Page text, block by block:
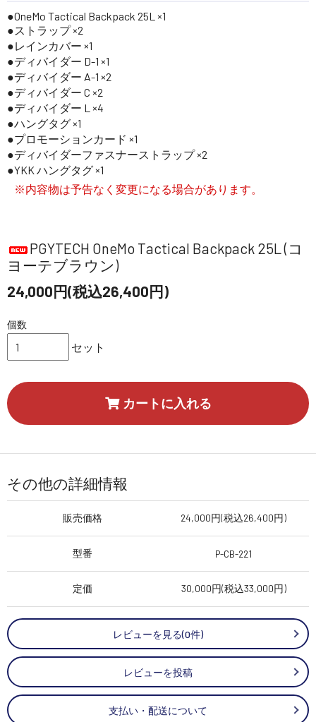
OneMo Tactical Backpack 25L ×1
ストラップ ×2
レインカバー ×1
ディバイダー D-1 ×1
ディバイダー A-1 ×2
ディバイダー C ×2
ディバイダー L ×4
ハングタグ ×1
プロモーションカード ×1
ディバイダーファスナーストラップ ×2
YKK ハングタグ ×1
※内容物は予告なく変更になる場合があります。
PGYTECH OneMo Tactical Backpack 25L (コ
ヨーテブラウン)
24,000円(税込26,400円)
個数
セット
カートに入れる
その他の詳細情報
販売価格 24,000円(税込26,400円)
型番 P-CB-221
定価 30,000円(税込33,000円)
レビューを見る(0件)
レビューを投稿
支払い・配送について